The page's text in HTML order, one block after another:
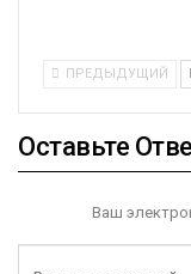
ПРЕДЫДУЩИЙ
Оставьте
Ваш